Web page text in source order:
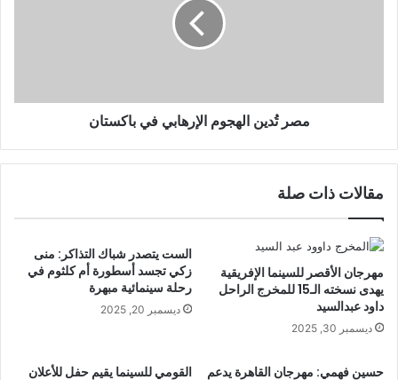
مصر تُدين الهجوم الإرهابي في باكستان
مقالات ذات صلة
مهرجان الأقصر للسينما الإفريقية
يهدى نسخته الـ15 للمخرج الراحل
داود عبدالسيد
ديسمبر 30, 2025
الست يتصدر شباك التذاكر: منى
زكي تجسد أسطورة أم كلثوم في
رحلة سينمائية مبهرة
ديسمبر 20, 2025
حسين فهمي: مهرجان القاهرة يدعم القومي للسينما يقيم حفل للأعلان